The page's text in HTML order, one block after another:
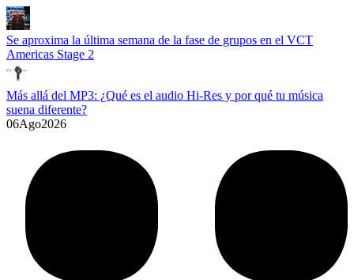
Se aproxima la última semana de la fase de grupos en el VCT
Americas Stage 2
Más allá del MP3: ¿Qué es el audio Hi-Res y por qué tu música
suena diferente?
06Ago2026